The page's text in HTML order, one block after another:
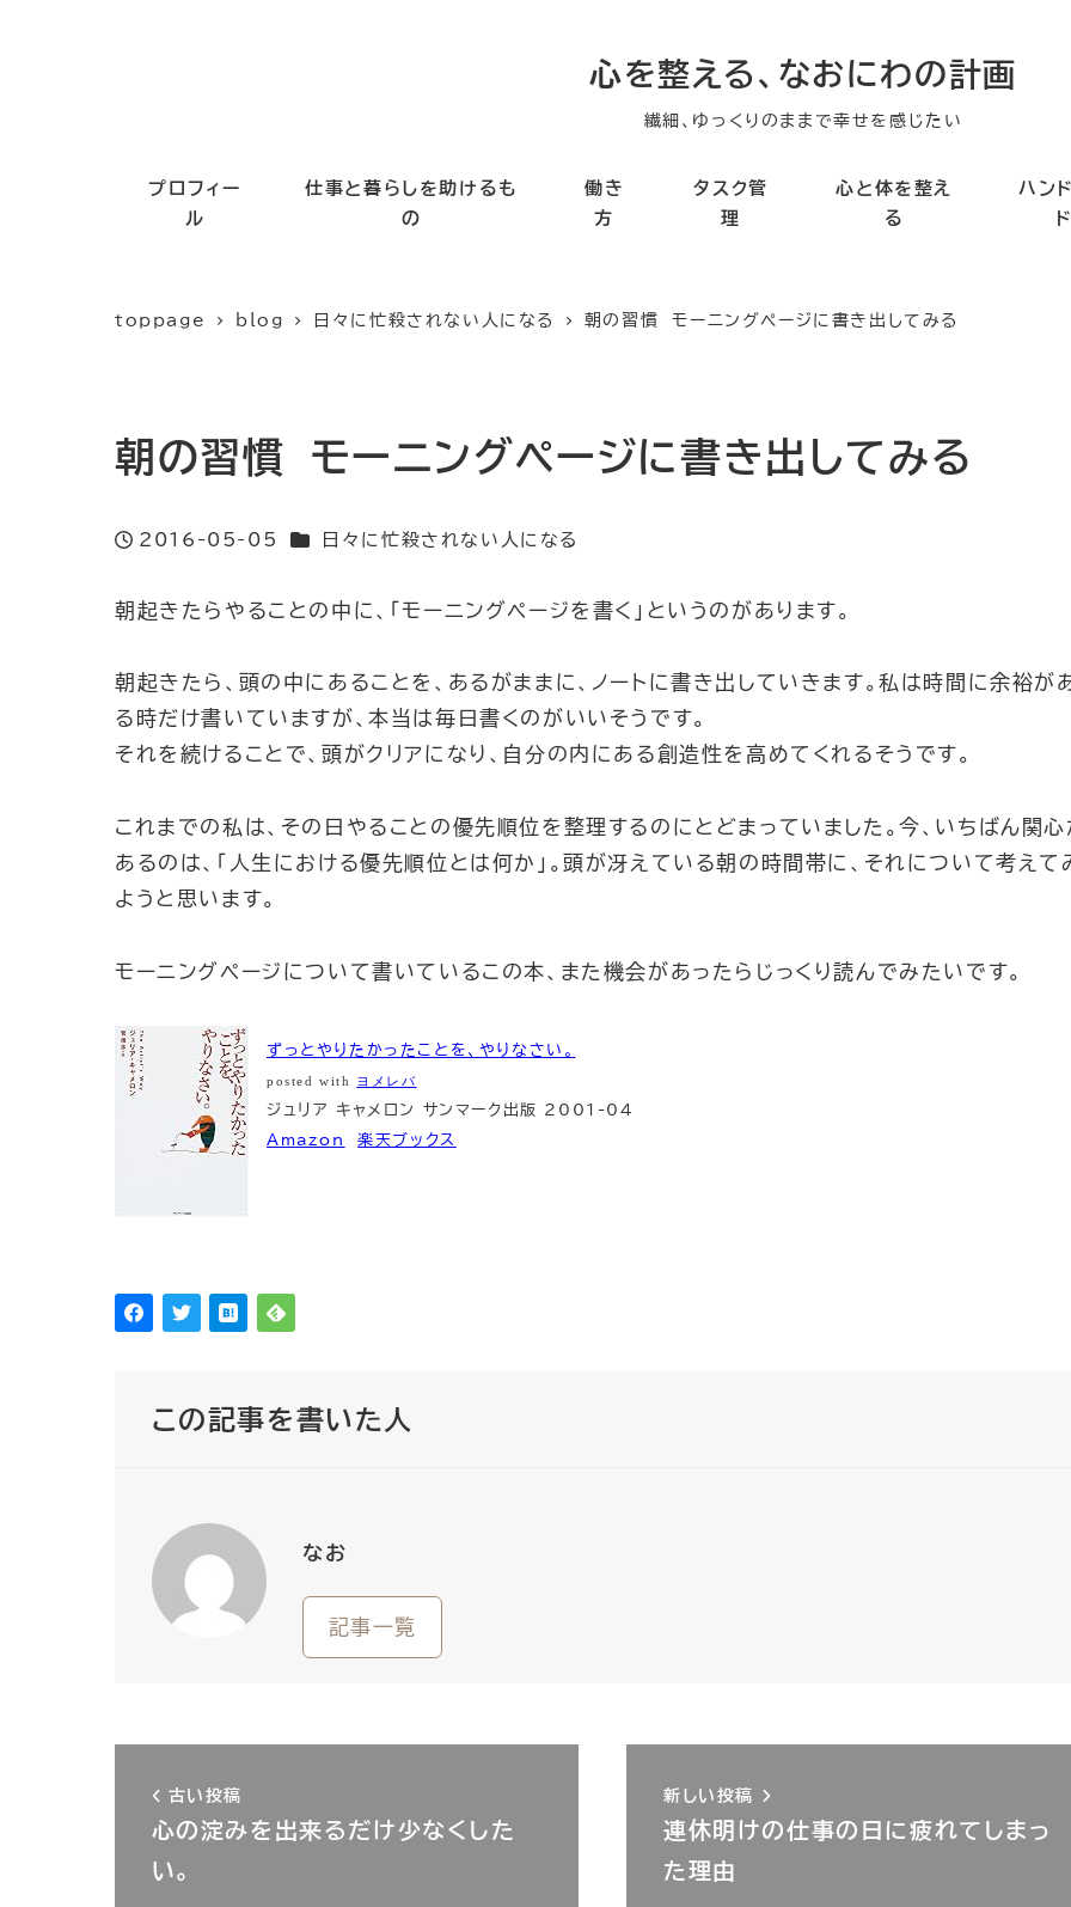
心を整える、なおにわの計画
繊細、ゆっくりのままで幸せを感じたい
プロフィー
ル
仕事と暮らしを助けるも
の
働き
方
タスク管
理
心と体を整え
る
ハン
toppage blog 日々に忙殺されない人になる 朝の習慣 モーニングページに書き出してみる
朝の習慣 モーニングページに書き出してみる
投稿日
2016-05-05 カテゴリー
日々に忙殺されない人になる
朝起きたらやることの中に、「モーニングページを書く」というのがあります。
朝起きたら、頭の中にあることを、あるがままに、ノートに書き出していきます。私は時間に余裕が
る時だけ書いていますが、本当は毎日書くのがいいそうです。
それを続けることで、頭がクリアになり、自分の内にある創造性を高めてくれるそうです。
これまでの私は、その日やることの優先順位を整理するのにとどまっていました。今、いちばん関心
あるのは、「人生における優先順位とは何か」。頭が冴えている朝の時間帯に、それについて考えて
ようと思います。
モーニングページについて書いているこの本、また機会があったらじっくり読んでみたいです。
ずっとやりたかったことを、やりなさい。
posted with ヨメレバ
ジュリア キャメロン サンマーク出版 2001-04
Amazon
楽天ブックス
この記事を書いた人
なお
記事一覧
古い投稿
心の淀みを出来るだけ少なくした
い。
新しい投稿
連休明けの仕事の日に疲れてしまっ
た理由